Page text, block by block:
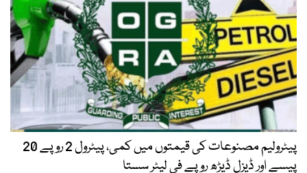
پیٹرولیم مصنوعات کی قیمتوں میں کمی، پیٹرول 2 روپے 20
پیسے اور ڈیزل ڈیڑھ روپے فی لیٹر سستا